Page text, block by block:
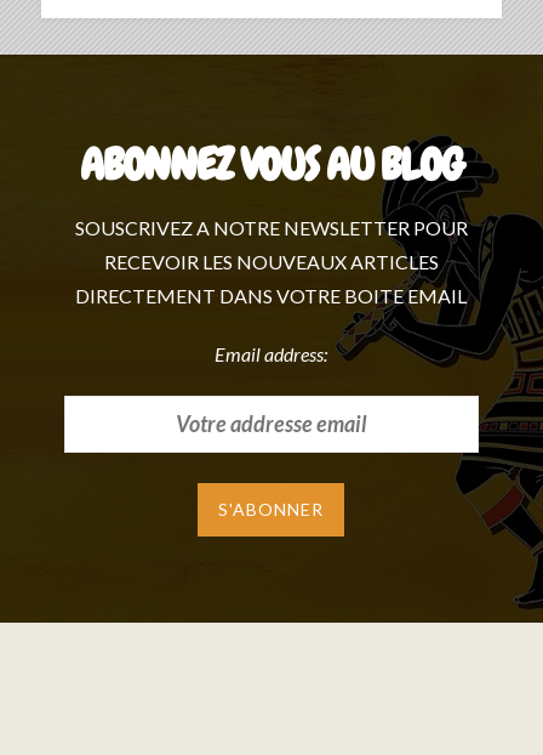
ABONNEZ VOUS AU BLOG
SOUSCRIVEZ A NOTRE NEWSLETTER POUR
RECEVOIR LES NOUVEAUX ARTICLES
DIRECTEMENT DANS VOTRE BOITE EMAIL
Email address: